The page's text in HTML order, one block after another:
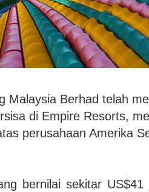
Malaysia Berhad telah
di Empire Resorts,
perusahaan Amerika
bernilai sekitar